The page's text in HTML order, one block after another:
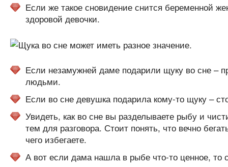
Если же такое сновидение снится беременной
здоровой девочки.
Если незамужней даме подарили щуку во сне –
людьми.
Если во сне девушка подарила кому-то щуку –
Увидеть, как во сне вы разделываете рыбу и
тем для разговора. Стоит понять, что вечно
чего избегаете.
А вот если дама нашла в рыбе что-то ценное,